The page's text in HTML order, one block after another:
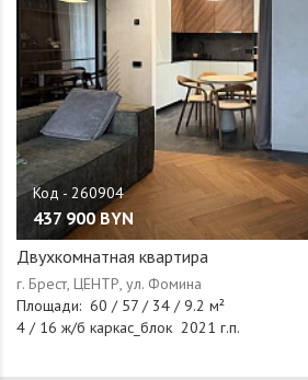
437 900 BYN
Двухкомнатная квартира